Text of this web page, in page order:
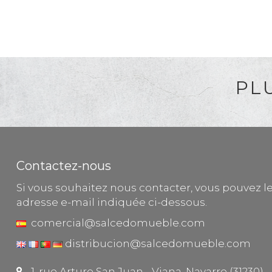
Contactez-nous
Si vous souhaitez nous contacter, vous pouvez
adresse e-mail indiquée ci-dessous.
comercial@salcedomueble.com
distribucion@salcedomueble.com